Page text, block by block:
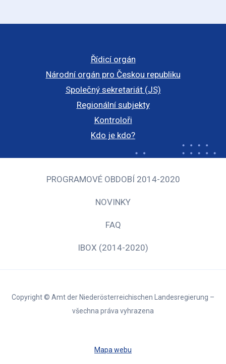
Řídicí orgán
Národní orgán pro Českou republiku
Společný sekretariát (JS)
Regionální subjekty
Kontroloři
Kdo je kdo?
PROGRAMOVÉ OBDOBÍ 2014-2020
NOVINKY
FAQ
IBOX (2014-2020)
Copyright © Amt der Niederösterreichischen Landesregierung –
všechna práva vyhrazena
Mapa webu